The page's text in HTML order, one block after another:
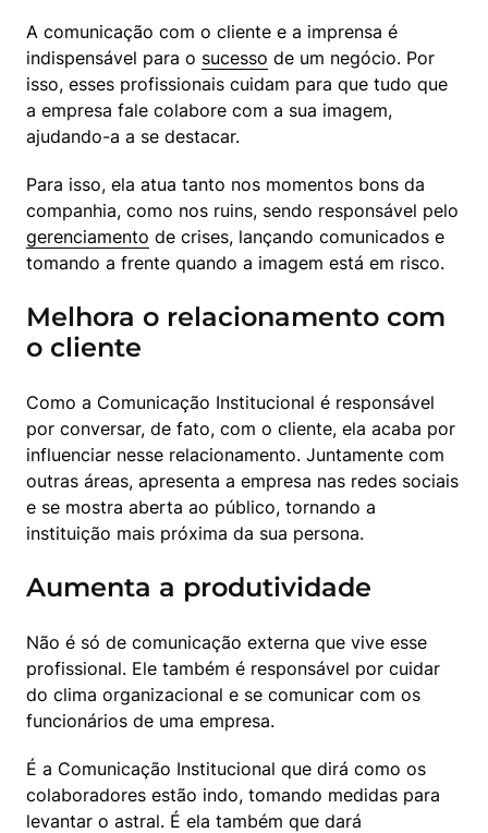
A comunicação com o cliente e a imprensa é
indispensável para o sucesso de um negócio. Por
isso, esses profissionais cuidam para que tudo que
a empresa fale colabore com a sua imagem,
ajudando-a a se destacar.
Para isso, ela atua tanto nos momentos bons da
gerenciamento de crises, lançando comunicados e
tomando a frente quando a imagem está em risco.
Melhora o relacionamento com
o cliente
Como a Comunicação Institucional é responsável
por conversar, de fato, com o cliente, ela acaba por
influenciar nesse relacionamento. Juntamente com
outras áreas, apresenta a empresa nas redes sociais
e se mostra aberta ao público, tornando a
instituição mais próxima da sua persona.
Aumenta a produtividade
Não é só de comunicação externa que vive esse
profissional. Ele também é responsável por cuidar
do clima organizacional e se comunicar com os
funcionários de uma empresa.
É a Comunicação Institucional que dirá como os
colaboradores estão indo, tomando medidas para
levantar o astral. É ela também que dará